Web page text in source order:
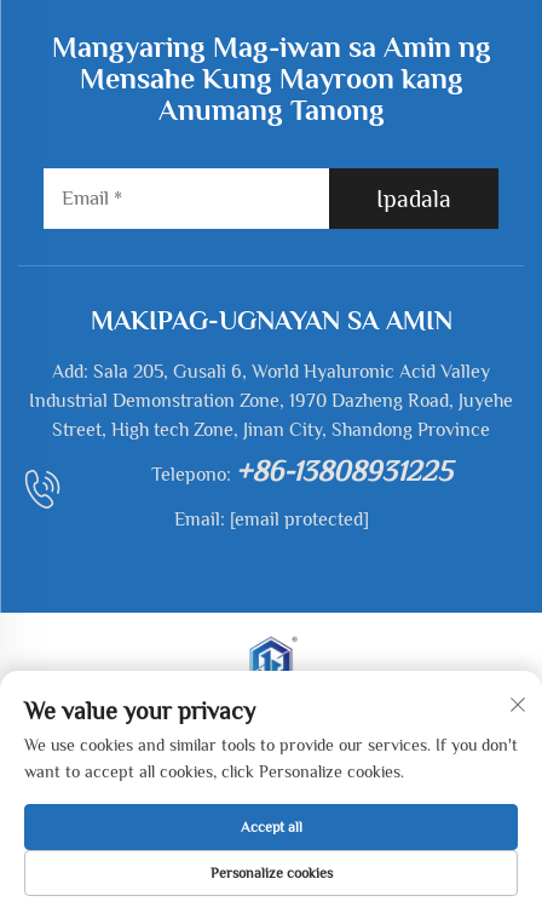
Mangyaring Mag-iwan sa Amin ng
Mensahe Kung Mayroon kang
Anumang Tanong
Ipadala
MAKIPAG-UGNAYAN SA AMIN
Add: Sala 205, Gusali 6, World Hyaluronic Acid Valley
Industrial Demonstration Zone, 1970 Dazheng Road, Juyehe
Street, High tech Zone, Jinan City, Shandong Province
Telepono: +86-13808931225
Email: [email protected]
Copyright © 2026 Jianyu Weiye (Jinan) Machinery
Technology Co., LTD. Ang lahat ng karapatan ay
nakareserba. - Patakaran sa Pagkapribado
TAHANAN MGA PRODUKTO E-MAIL TEL
We value your privacy
We use cookies and similar tools to provide our services. If you don't
want to accept all cookies, click Personalize cookies.
Personalize cookies
Accept all